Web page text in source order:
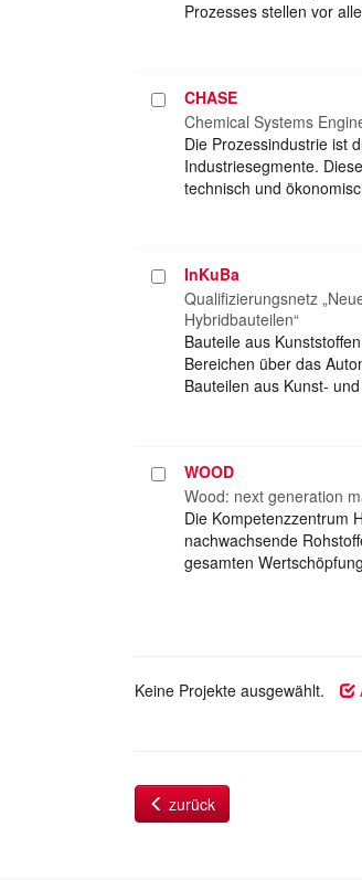
Prozesses stellen vor
Projekt
auswählen
CHASE
Chemical Systems
Die Prozessindustrie ist
Industriesegmente.
technisch und
Projekt
auswählen
InKuBa
Qualifizierungsnetz
Hybridbauteilen“
Bauteile aus
Bereichen über das
Bauteilen aus Kunst-
Projekt
auswählen
WOOD
Wood: next generation
Die Kompetenzzentrum
nachwachsende
gesamten
Keine Projekte ausgewählt.
zurück